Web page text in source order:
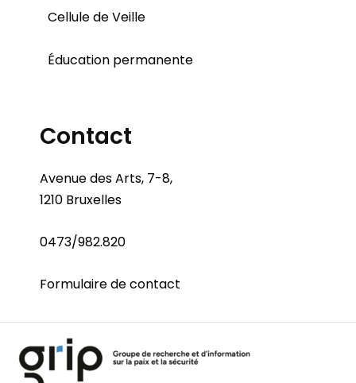
Cellule de Veille
Éducation permanente
Contact
Avenue des Arts, 7-8,
1210 Bruxelles
0473/982.820
Formulaire de contact